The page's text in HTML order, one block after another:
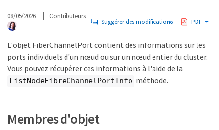
08/05/2026 Contributeurs
Suggérer des modifications PDF
L'objet FiberChannelPort contient des informations sur les
ports individuels d'un nœud ou sur un nœud entier du cluster.
Vous pouvez récupérer ces informations à l'aide de la
ListNodeFibreChannelPortInfo méthode.
Membres d'objet